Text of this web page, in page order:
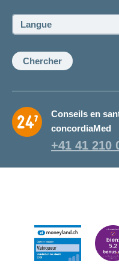
ou
de
conseillère:
Langue:
Chercher
Conseils en
concordiaMed
+41 41 210